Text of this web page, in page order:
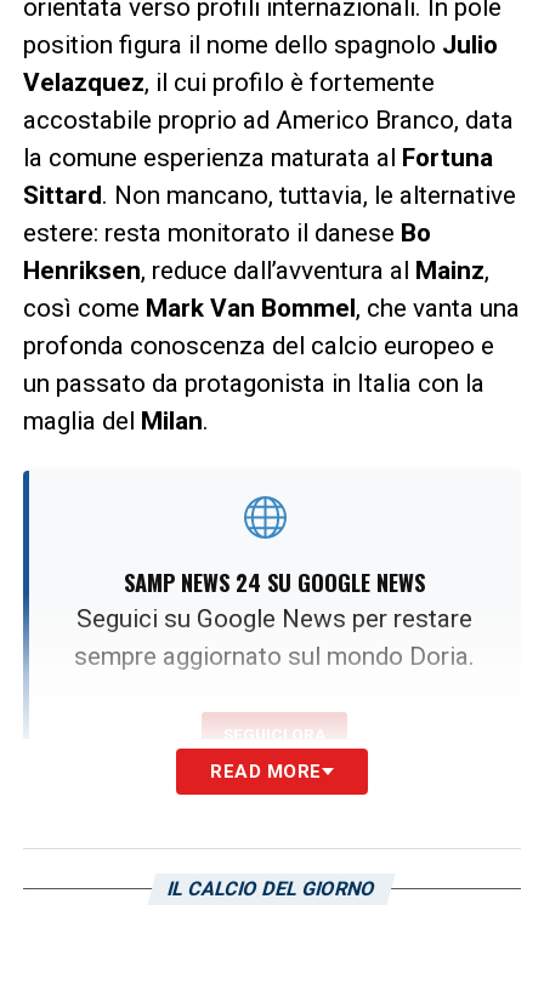
orientata verso profili internazionali. In pole
position figura il nome dello spagnolo Julio
Velazquez, il cui profilo è fortemente
accostabile proprio ad Americo Branco, data
la comune esperienza maturata al Fortuna
Sittard. Non mancano, tuttavia, le alternative
estere: resta monitorato il danese Bo
Henriksen, reduce dall’avventura al Mainz,
così come Mark Van Bommel, che vanta una
profonda conoscenza del calcio europeo e
un passato da protagonista in Italia con la
maglia del Milan.
SAMP NEWS 24 SU GOOGLE NEWS
Seguici su Google News per restare
sempre aggiornato sul mondo Doria.
SEGUICI ORA
READ MORE
IL CALCIO DEL GIORNO